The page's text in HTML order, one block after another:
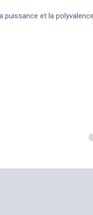
puissance et la